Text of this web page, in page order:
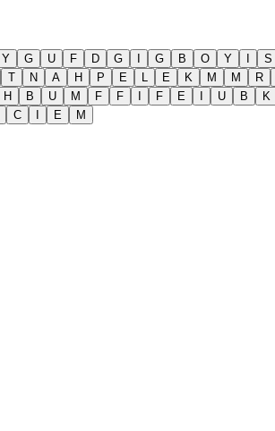
Y G U F D G I G B O Y I S
T N A H P E L E K M M R
H B U M F F I F E I U B K
C I E M